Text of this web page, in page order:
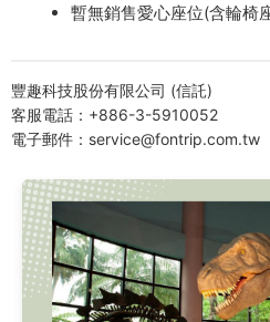
暫無銷售愛心座位(含輪椅
豐趣科技股份有限公司 (信託)
客服電話：+886-3-5910052
電子郵件：service@fontrip.com.tw